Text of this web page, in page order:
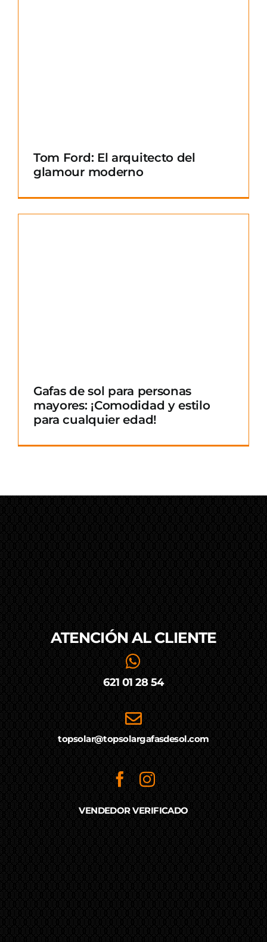
Tom Ford: El arquitecto del
glamour moderno
Gafas de sol para personas
mayores: ¡Comodidad y estilo
para cualquier edad!
ATENCIÓN AL CLIENTE
621 01 28 54
topsolar@topsolargafasdesol.com
VENDEDOR VERIFICADO